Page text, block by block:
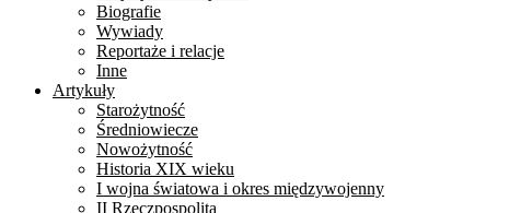
Biografie
Wywiady
Reportaże i relacje
Inne
Artykuły
Starożytność
Średniowiecze
Nowożytność
Historia XIX wieku
I wojna światowa i okres międzywojenny
II Rzeczpospolita